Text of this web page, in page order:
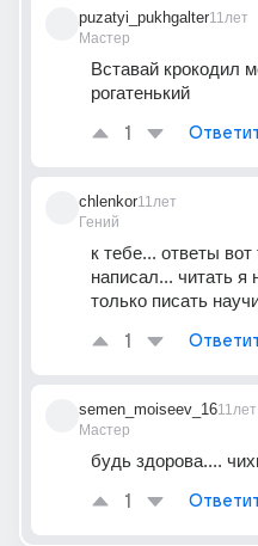
puzatyi_pukhgalter
Мастер
11лет
Вставай крокодил
рогатенький
1
chlenkor
Гений
11лет
к тебе... ответы вот
написал... читать я
только писать
1
semen_moiseev_16
Мастер
11лет
будь здорова....
1